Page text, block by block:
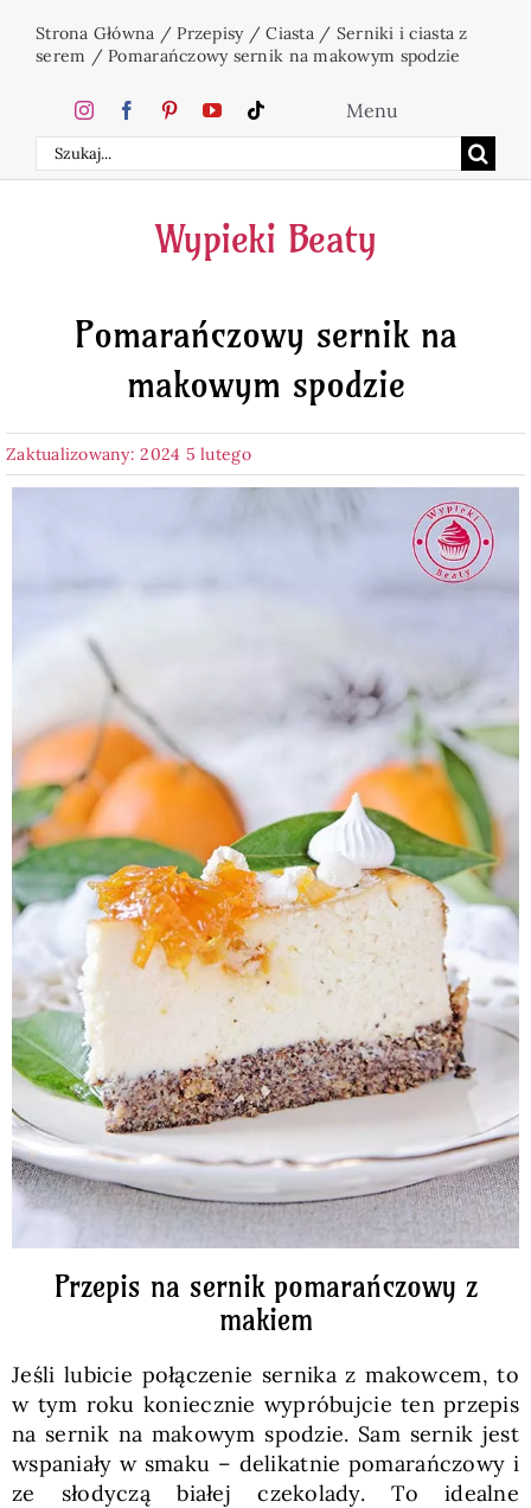
zawartości
Strona Główna /Przepisy/Ciasta/ Serniki i ciasta z
serem /Pomarańczowy sernik na makowym spodzie
Szukaj
Menu
Home
Ciasta
Desery
Napoje
Pieczywo
Posiłki
Zdrowo i fit
Kuchnie świata
SKLEP
Polski
Wypieki Beaty
Pomarańczowy sernik na
makowym spodzie
Zaktualizowany: 2024 5 lutego
Przepis na sernik pomarańczowy z
makiem
Jeśli lubicie połączenie sernika z makowcem, to
w tym roku koniecznie wypróbujcie ten przepis
na sernik na makowym spodzie. Sam sernik jest
wspaniały w smaku – delikatnie pomarańczowy i
ze słodyczą białej czekolady. To idealne